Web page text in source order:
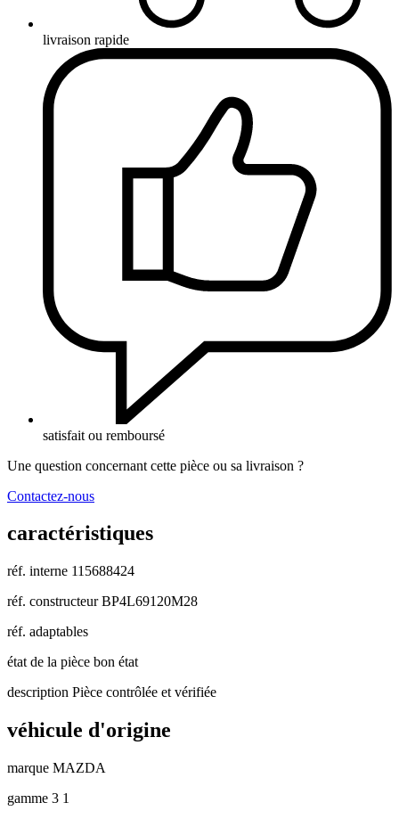
livraison rapide
satisfait ou remboursé
Une question concernant cette pièce ou sa livraison ?
Contactez-nous
caractéristiques
réf. interne 115688424
réf. constructeur BP4L69120M28
réf. adaptables
état de la pièce bon état
description Pièce contrôlée et vérifiée
véhicule d'origine
marque MAZDA
gamme 3 1